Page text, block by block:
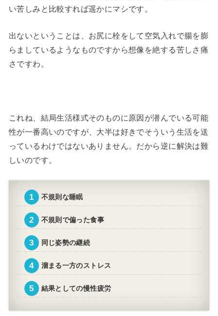
い苦しみと比較すれば遥かにマシです。
出ないということは、お尻に栓をして空気入れで腸を膨
らましているようなものですから想像を絶する苦しさ痛
さですわ。
これね、結局生活様式そのものに原因が潜んでいる可能
性が一番高いのですが、大半は好きでそういう生活を送
っているわけではないありません。だから逆に解決は難
しいのです。
不規則な睡眠
不規則で偏った食事
同じ姿勢の継続
溜まる一方のストレス
結果としての慢性疲労